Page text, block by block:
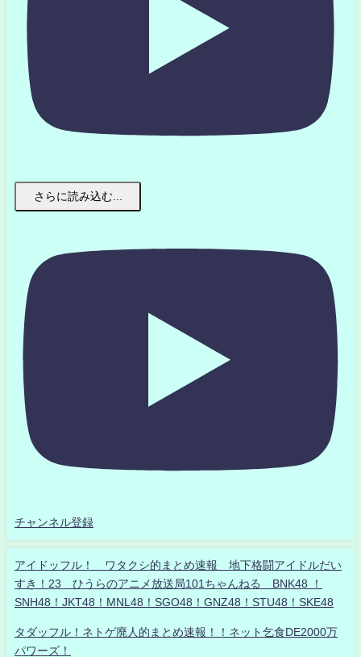
さらに読み込む...
チャンネル登録
アイドッフル！ ワタクシ的まとめ速報 地下格闘アイドルだい
すき！23 ひうらのアニメ放送局101ちゃんねる BNK48 ！
SNH48！JKT48！MNL48！SGO48！GNZ48！STU48！SKE48
タダッフル！ネトゲ廃人的まとめ速報！！ネット乞食DE2000万
パワーズ！